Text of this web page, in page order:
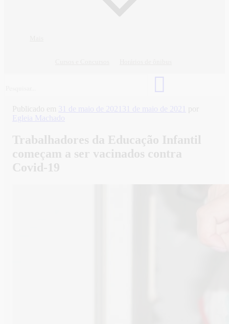
Publicado em 31 de maio de 2021 31 de maio de 2021
por
Egleia Machado
Trabalhadores da Educação Infantil
começam a ser vacinados contra
Covid-19